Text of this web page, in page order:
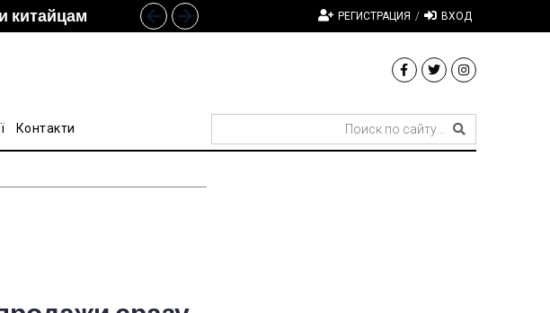
китайцам
по
в АМКУ о
РЕГИСТРАЦИЯ / ВХОД
Контакти